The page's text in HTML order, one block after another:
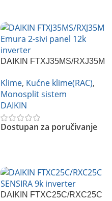
DAIKIN FTXJ35MS/RXJ35M
inverter
Klime, Kućne klime(RAC),
Monosplit sistem
DAIKIN
Dostupan za poručivanje
DAIKIN FTXC25C/RXC25C